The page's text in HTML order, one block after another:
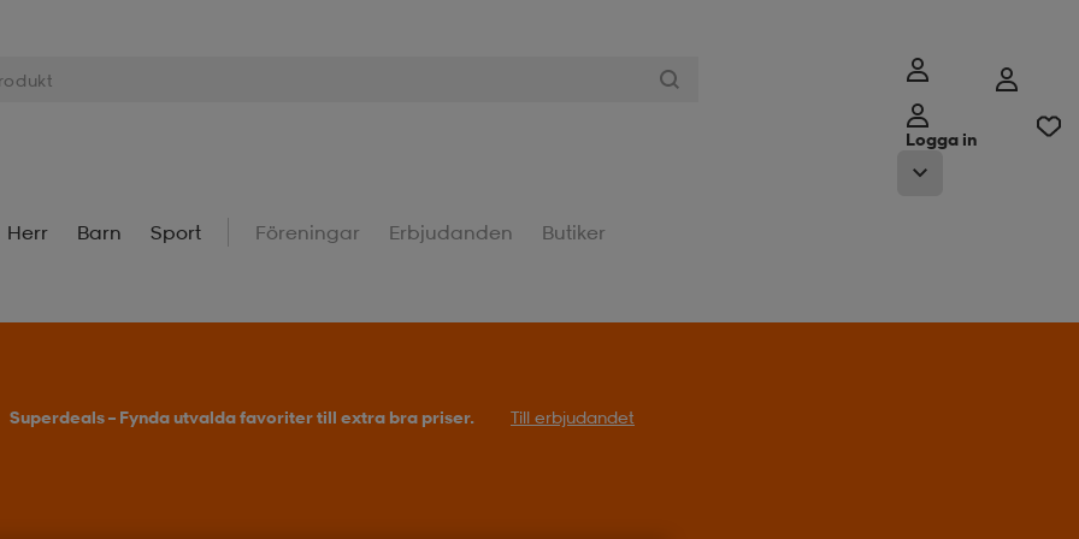
Logga in
Herr Barn Sport Föreningar Erbjudanden Butiker
Superdeals – Fynda utvalda favoriter till extra bra priser. Till erbjudandet